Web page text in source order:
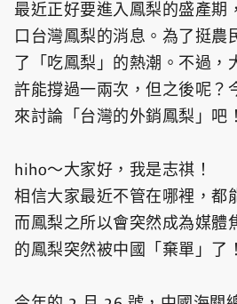
最近正好要進入鳳梨的盛產期
口台灣鳳梨的消息。為了挺農
了「吃鳳梨」的熱潮。不過，
許能撐過一兩次，但之後呢？
來討論「台灣的外銷鳳梨」吧！
hiho～大家好，我是志祺！
相信大家最近不管在哪裡，都
而鳳梨之所以會突然成為媒體
的鳳梨突然被中國「棄單」了！